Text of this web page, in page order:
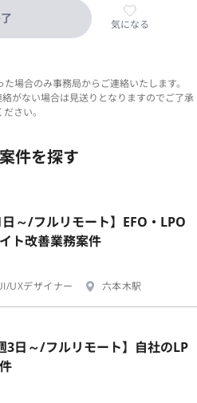
気になる
場合のみ事務局からご連絡いたします。
がない場合は見送りとなりますのでご了承
ださい。
件を探す
～/フルリモート】EFO・LPO
ト改善業務案件
UXデザイナー
六本木駅
3日～/フルリモート】自社のLP